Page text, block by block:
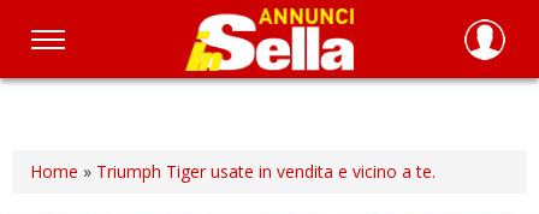
Salta
principale
Home » Triumph Tiger usate in vendita e vicino a te.